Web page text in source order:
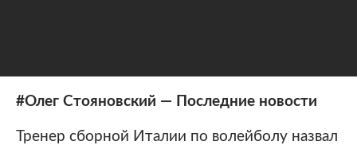
#Олег Стояновский — Последние новости
Тренер сборной Италии по волейболу назвал